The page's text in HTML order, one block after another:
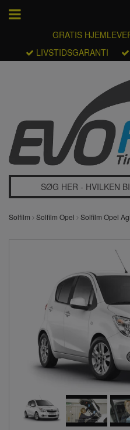
GRATIS
LIVSTIDSGARANTI
Solfilm Solfilm Opel Solfilm Opel